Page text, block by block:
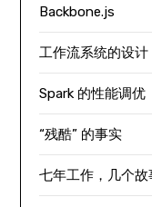
Backbone.js
工作流系统的设计
Spark 的性能调优
“残酷” 的事实
七年工作，几个故